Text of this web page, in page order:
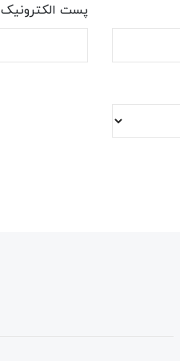
پست الکترونیک